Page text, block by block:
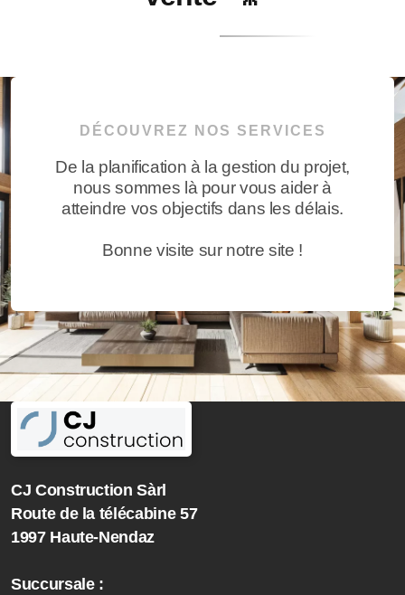
DÉCOUVREZ NOS SERVICES
De la planification à la gestion du projet,
nous sommes là pour vous aider à
atteindre vos objectifs dans les délais.
Bonne visite sur notre site !
CJ Construction Sàrl
Route de la télécabine 57
1997 Haute-Nendaz
Succursale :